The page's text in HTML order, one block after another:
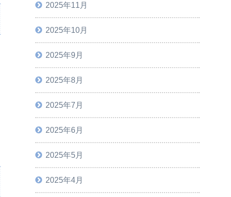
2025年11月
2025年10月
2025年9月
2025年8月
2025年7月
2025年6月
2025年5月
2025年4月